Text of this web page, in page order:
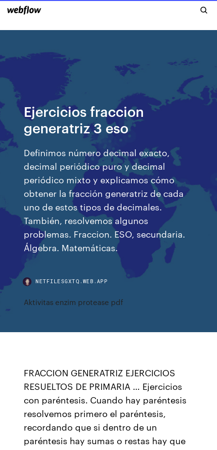
Ejercicios fraccion
generatriz 3 eso
Definimos número decimal exacto,
decimal periódico puro y decimal
periódico mixto y explicamos cómo
obtener la fracción generatriz de cada
uno de estos tipos de decimales.
También, resolvemos algunos
problemas. Fraccion. ESO, secundaria.
Álgebra. Matemáticas.
NETFILESGXTQ.WEB.APP
Aktivitas enzim protease pdf
FRACCION GENERATRIZ EJERCICIOS
RESUELTOS DE PRIMARIA … Ejercicios
con paréntesis. Cuando hay paréntesis
resolvemos primero el paréntesis,
recordando que si dentro de un
paréntesis hay sumas o restas hay que